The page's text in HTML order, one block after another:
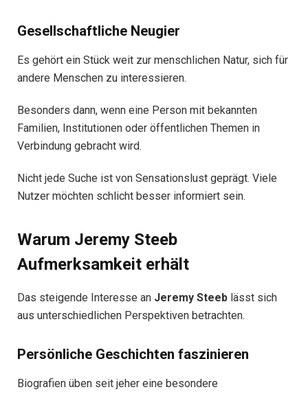
Gesellschaftliche Neugier
Es gehört ein Stück weit zur menschlichen Natur, sich für
andere Menschen zu interessieren.
Besonders dann, wenn eine Person mit bekannten
Familien, Institutionen oder öffentlichen Themen in
Verbindung gebracht wird.
Nicht jede Suche ist von Sensationslust geprägt. Viele
Nutzer möchten schlicht besser informiert sein.
Warum Jeremy Steeb
Aufmerksamkeit erhält
Das steigende Interesse an Jeremy Steeb lässt sich
aus unterschiedlichen Perspektiven betrachten.
Persönliche Geschichten faszinieren
Biografien üben seit jeher eine besondere